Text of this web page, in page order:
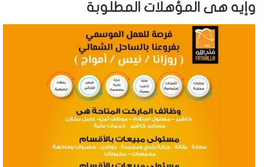
وإيه هى المؤهلات المطلوبة